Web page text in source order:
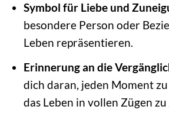
Symbol für Liebe und
besondere Person oder
Leben repräsentieren.
Erinnerung an die
dich daran, jeden Moment
das Leben in vollen Zügen